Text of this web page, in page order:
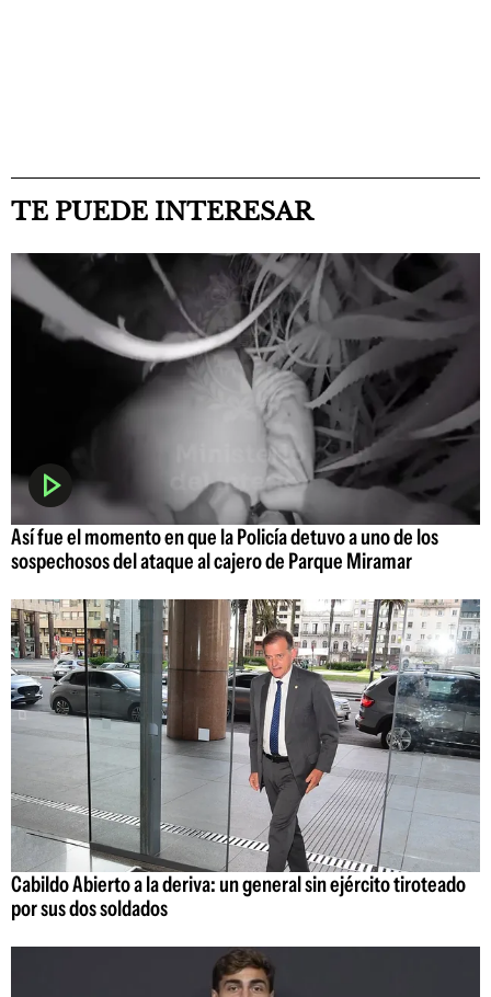
TE PUEDE INTERESAR
Así fue el momento en que la Policía detuvo a uno de los
sospechosos del ataque al cajero de Parque Miramar
Cabildo Abierto a la deriva: un general sin ejército tiroteado
por sus dos soldados